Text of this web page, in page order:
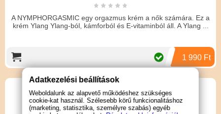
A NYMPHORGASMIC egy orgazmus krém a nők számára. Ez a
krém Ylang Ylang-ból, kámforból és E-vitaminból áll. A Ylang ...
1 990 Ft
Adatkezelési beállítások
Weboldalunk az alapvető működéshez szükséges
cookie-kat használ. Szélesebb körű funkcionalitáshoz
(marketing, statisztika, személyre szabás) egyéb